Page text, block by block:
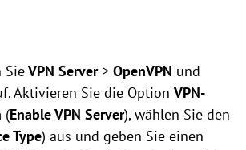
SieVPN Server> OpenVPN und
Aktivieren Sie die Option VPN-
(Enable VPN Server), wählen Sie den
Type) aus und geben Sie einen